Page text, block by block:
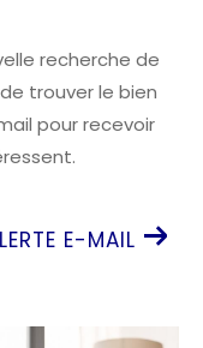
recherche de
trouver le bien
pour recevoir
E-MAIL